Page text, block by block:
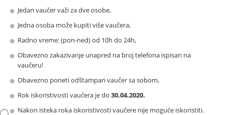
Jedan vaučer važi za dve osobe,
Jedna osoba može kupiti više vaučera,
Radno vreme: (pon-ned) od 10h do 24h,
Obavezno zakazivanje unapred na broj telefona ispisan na
vaučeru!
Obavezno poneti odštampan vaučer sa sobom,
Rok iskoristivosti vaučera je do 30.04.2020.
Nakon isteka roka iskoristivosti vaučere nije moguće iskoristiti.